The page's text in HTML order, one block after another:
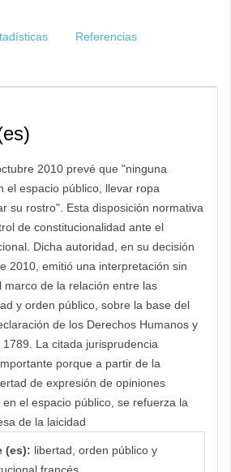
Referencias
2010 prevé que "ninguna
el espacio público, llevar ropa
su rostro". Esta disposición normativa
de constitucionalidad ante el
Dicha autoridad, en su decisión
2010, emitió una interpretación sin
marco de la relación entre las
y orden público, sobre la base del
de los Derechos Humanos y
La citada jurisprudencia
porque a partir de la
de expresión de opiniones
el espacio público, se refuerza la
de la laicidad
(es): libertad, orden público y